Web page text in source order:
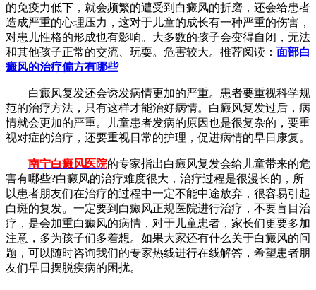
的免疫力低下，就会频繁的遭受到白癜风的折磨，还会给患者
造成严重的心理压力，这对于儿童的成长有一种严重的伤害，
对患儿性格的形成也有影响。大多数的孩子会变得自闭，无法
和其他孩子正常的交流、玩耍。危害较大。推荐阅读： 面部白
癜风的治疗偏方有哪些
白癜风复发还会诱发病情更加的严重。患者要重视科学规
范的治疗方法，只有这样才能治好病情。白癜风复发过后，病
情就会更加的严重。儿童患者发病的原因也是很复杂的，要重
视对症的治疗，还要重视日常的护理，促进病情的早日康复。
南宁白癜风医院的专家指出白癜风复发会给儿童带来的危
害有哪些?白癜风的治疗难度很大，治疗过程是很漫长的，所
以患者朋友们在治疗的过程中一定不能中途放弃，很容易引起
白斑的复发。一定要到白癜风正规医院进行治疗，不要盲目治
疗，是会加重白癜风的病情，对于儿童患者，家长们更要多加
注意，多为孩子们多着想。如果大家还有什么关于白癜风的问
题，可以随时咨询我们的专家热线进行在线解答，希望患者朋
友们早日摆脱疾病的困扰。